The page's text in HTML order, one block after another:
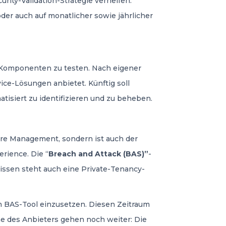
auch auf monatlicher sowie jährlicher
zu testen. Nach eigener
Lösungen anbietet. Künftig soll
zu identifizieren und zu beheben.
Management, sondern ist auch der
Die “Breach and Attack (BAS)”-
steht auch eine Private-Tenancy-
Tool einzusetzen. Diesen Zeitraum
des Anbieters gehen noch weiter: Die